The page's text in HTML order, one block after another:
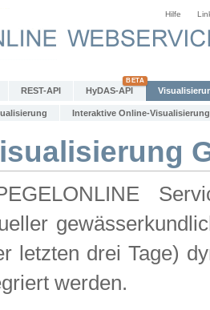
Hilfe
REST-API HyDAS-API
Interaktive Online-Visualisierung
letzten drei Tage)
werden.